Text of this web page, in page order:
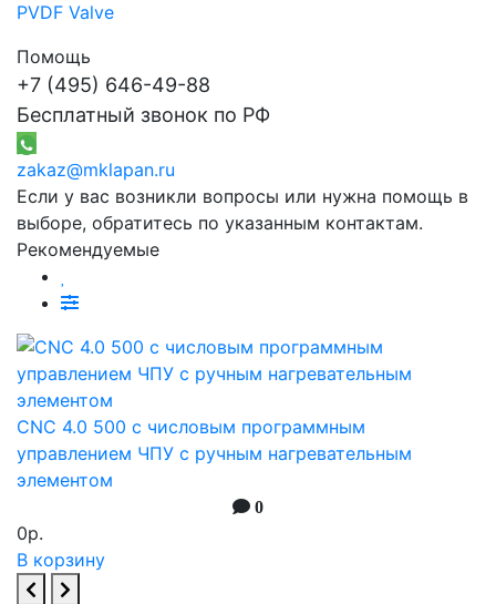
PVDF Valve
Помощь
+7 (495) 646-49-88
Бесплатный звонок по РФ
zakaz@mklapan.ru
Если у вас возникли вопросы или нужна помощь в
выборе, обратитесь по указанным контактам.
Рекомендуемые
CNC 4.0 500 с числовым программным
управлением ЧПУ с ручным нагревательным
элементом
0
0р.
В корзину